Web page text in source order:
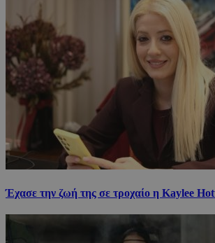
Έχασε την ζωή της σε τροχαίο η Kaylee